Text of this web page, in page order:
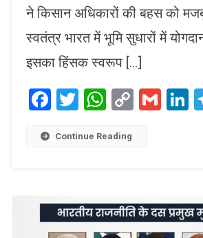
ने किसान अधिकारों की बहस को
स्वतंत्र भारत में भूमि सुधारों में
इसका हिंसक स्वरूप […]
Facebook
TwitterCopy
Continue Reading